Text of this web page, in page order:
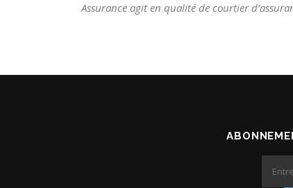
Assurance agit en qualité de courtier